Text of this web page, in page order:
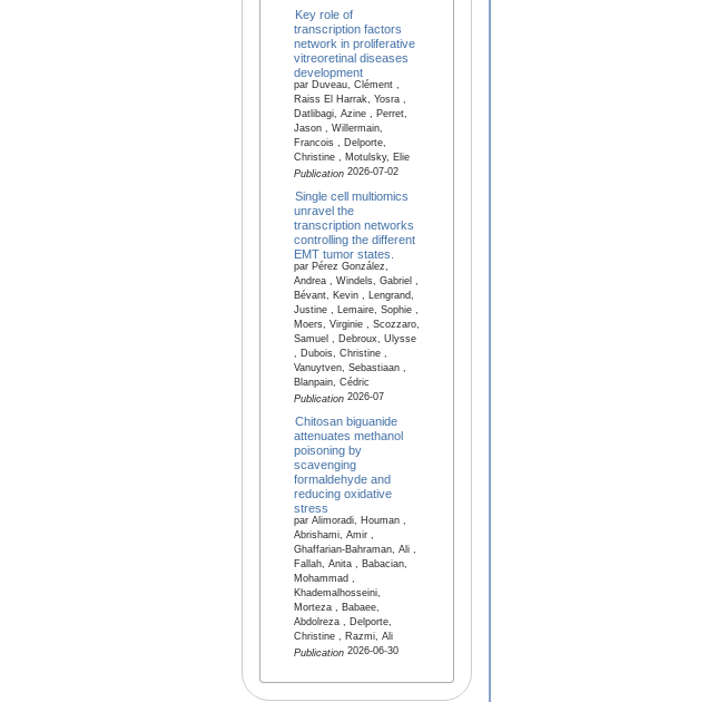
Key role of
transcription factors
network in proliferative
vitreoretinal diseases
development
par Duveau, Clément ,
Raiss El Harrak, Yosra ,
Datlibagi, Azine , Perret,
Jason , Willermain,
Francois , Delporte,
Christine , Motulsky, Elie
Publication2026-07-02
Single cell multiomics
unravel the
transcription networks
controlling the different
EMT tumor states.
par Pérez González,
Andrea , Windels, Gabriel ,
Bévant, Kevin , Lengrand,
Justine , Lemaire, Sophie ,
Moers, Virginie , Scozzaro,
Samuel , Debroux, Ulysse
, Dubois, Christine ,
Vanuytven, Sebastiaan ,
Blanpain, Cédric
Publication2026-07
Chitosan biguanide
attenuates methanol
poisoning by
scavenging
formaldehyde and
reducing oxidative
stress
par Alimoradi, Houman ,
Abrishami, Amir ,
Ghaffarian-Bahraman, Ali ,
Fallah, Anita , Babacian,
Mohammad ,
Khademalhosseini,
Morteza , Babaee,
Abdolreza , Delporte,
Christine , Razmi, Ali
Publication2026-06-30